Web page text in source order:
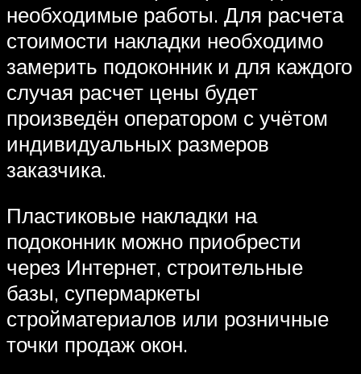
необходимые работы. Для расчета
стоимости накладки необходимо
замерить подоконник и для каждого
случая расчет цены будет
произведён оператором с учётом
индивидуальных размеров
заказчика.
Пластиковые накладки на
подоконник можно приобрести
через Интернет, строительные
базы, супермаркеты
стройматериалов или розничные
точки продаж окон.